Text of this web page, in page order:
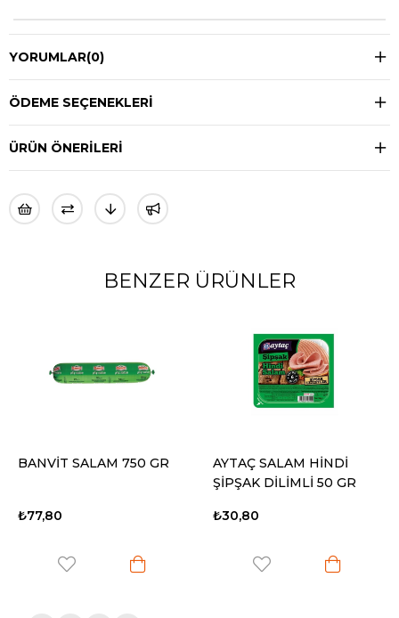
YORUMLAR(0)
ÖDEME SEÇENEKLERI
ÜRÜN ÖNERILERI
BENZER ÜRÜNLER
BANVİT SALAM 750 GR
₺77,80
AYTAÇ SALAM HİNDİ
ŞİPŞAK DİLİMLİ 50 GR
₺30,80